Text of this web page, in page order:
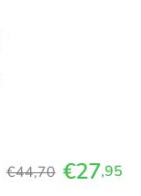
€44,70 €27,95